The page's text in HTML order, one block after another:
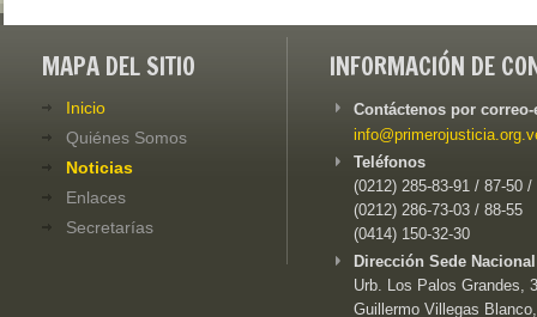
MAPA DEL SITIO
Inicio
Quiénes Somos
Noticias
Enlaces
Secretarías
INFORMACIÓN DE
Contáctenos por
Teléfonos
(0212) 285-83-91 / 87-50 /
(0212) 286-73-03 / 88-55
(0414) 150-32-30
Dirección Sede
Urb. Los Palos Grandes,
Guillermo Villegas